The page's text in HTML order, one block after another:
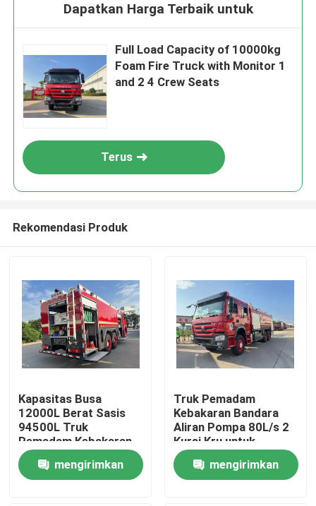
Rumah
Dapatkan Harga Terbaik untuk
Full Load Capacity of 10000kg
Foam Fire Truck with Monitor 1
and 2 4 Crew Seats
Terus
Rekomendasi Produk
Kapasitas Busa
12000L Berat Sasis
94500L Truk
Pemadam Kebakaran
Serbuk Kering untuk
Pemadaman
Kebakaran
mengirimkan
Truk Pemadam
Kebakaran Bandara
Aliran Pompa 80L/s 2
Kursi Kru untuk
Respons Kebakaran
yang Efektifmengirimkan